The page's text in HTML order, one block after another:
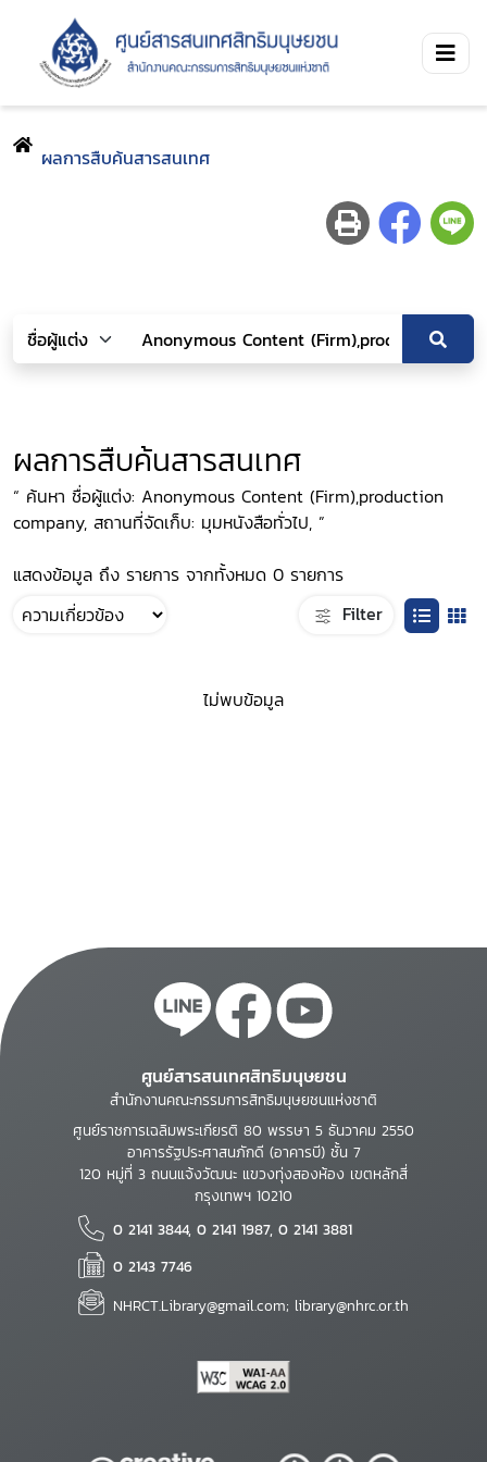
ผลการสืบค้นสารสนเทศ
ผลการสืบค้นสารสนเทศ
“ ค้นหา ชื่อผู้แต่ง: Anonymous Content (Firm),production
company, สถานที่จัดเก็บ: มุมหนังสือทั่วไป, ”
แสดงข้อมูล ถึง รายการ จากทั้งหมด 0 รายการ
Filter
ไม่พบข้อมูล
ศูนย์สารสนเทศสิทธิมนุษยชน
สำนักงานคณะกรรมการสิทธิมนุษยชนแห่งชาติ
ศูนย์ราชการเฉลิมพระเกียรติ 80 พรรษา 5 ธันวาคม 2550
อาคารรัฐประศาสนภักดี (อาคารบี) ชั้น 7
120 หมู่ที่ 3 ถนนแจ้งวัฒนะ แขวงทุ่งสองห้อง เขตหลักสี่
กรุงเทพฯ 10210
0 2141 3844, 0 2141 1987, 0 2141 3881
0 2143 7746
NHRCT.Library@gmail.com; library@nhrc.or.th